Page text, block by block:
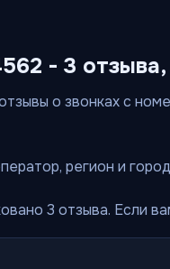
- 3
о звонках с
регион и
3 отзыва. Если